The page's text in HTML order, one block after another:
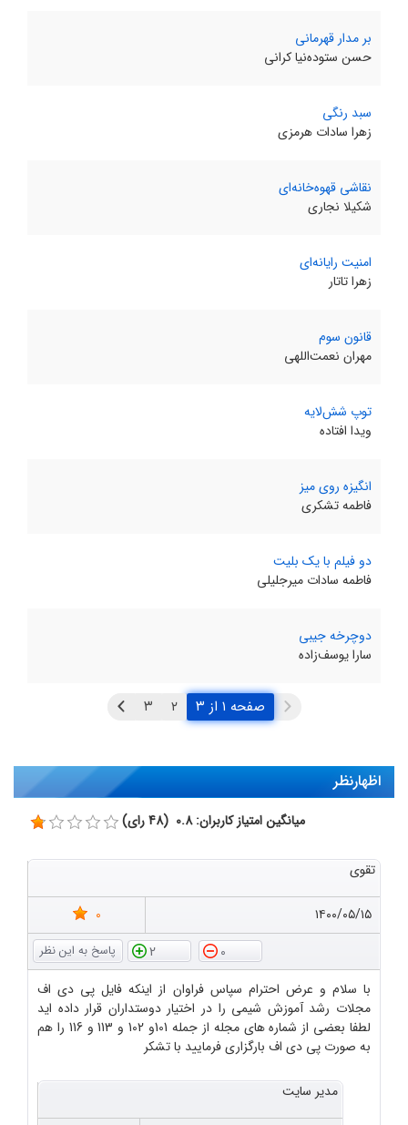
بر مدار قهرمانی
حسن ستوده‌نیا کرانی
سبد رنگی
زهرا سادات هرمزی
نقاشی قهوه‌خانه‌ای
شکیلا نجاری
امنیت رایانه‌ای
زهرا تاتار
قانون سوم
مهران نعمت‌اللهی
توپ شش‌لایه
ویدا افتاده
انگیزه روی میز
فاطمه تشکری
دو فیلم با یک بلیت
فاطمه سادات میرجلیلی
دوچرخه جیبی
سارا یوسف‌زاده
صفحه ۱ از ۳
اظهارنظر
میانگین امتیاز کاربران: 0.8 (48 رای)
تقوی
۱۴۰۰/۰۵/۱۵
0
0
2
با سلام و عرض احترام سپاس فراوان از اینکه فایل پی دی اف
مجلات رشد آموزش شیمی را در اختیار دوستداران قرار داده اید
لطفا بعضی از شماره های مجله از جمله 101و 102 و 113 و 116 را هم
به صورت پی دی اف بارگزاری فرمایید با تشکر
مدیر سایت